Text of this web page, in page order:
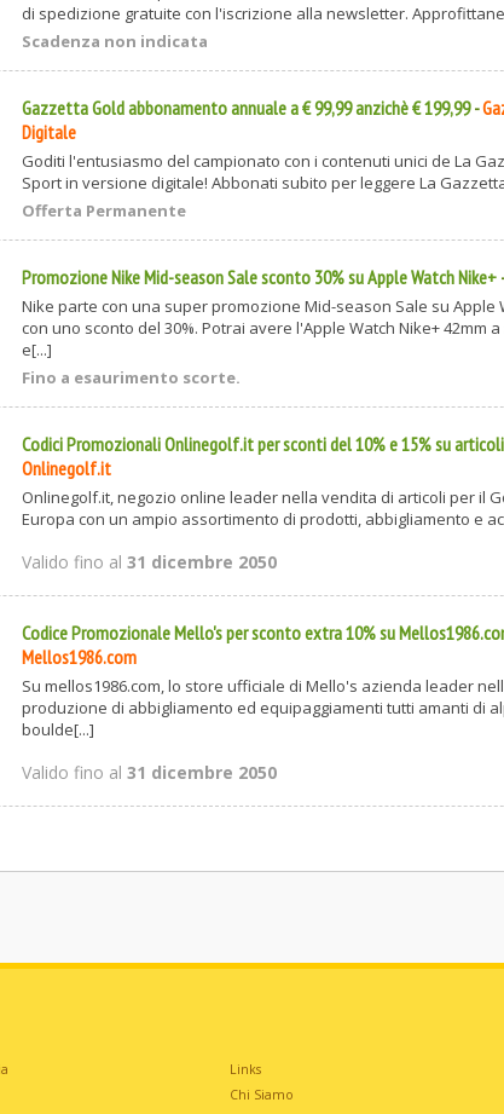
di spedizione gratuite con l'iscrizione alla newsletter.
Scadenza non indicata
Gazzetta Gold abbonamento annuale a € 99,99 anzichè € 199,99-
Digitale
Goditi l'entusiasmo del campionato con i contenuti unici de La
Sport in versione digitale! Abbonati subito per leggere La
Offerta Permanente
Promozione Nike Mid-season Sale sconto 30% su Apple Watch Nike+
Nike parte con una super promozione Mid-season Sale su Apple
con uno sconto del 30%. Potrai avere l'Apple Watch Nike+ 42mm a
e[...]
Fino a esaurimento scorte.
Codici Promozionali Onlinegolf.it per sconti del 10% e 15% su
Onlinegolf.it
Onlinegolf.it, negozio online leader nella vendita di articoli per il
Europa con un ampio assortimento di prodotti, abbigliamento e
Valido fino al31 dicembre 2050
Codice Promozionale Mello's per sconto extra 10% su
Mellos1986.com
Su mellos1986.com, lo store ufficiale di Mello's azienda leader
produzione di abbigliamento ed equipaggiamenti tutti amanti di
boulde[...]
Valido fino al31 dicembre 2050
Links
Chi Siamo